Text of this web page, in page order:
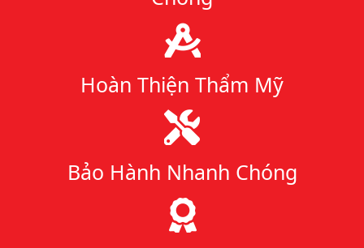
Hoàn Thiện Thẩm Mỹ
Bảo Hành Nhanh Chóng